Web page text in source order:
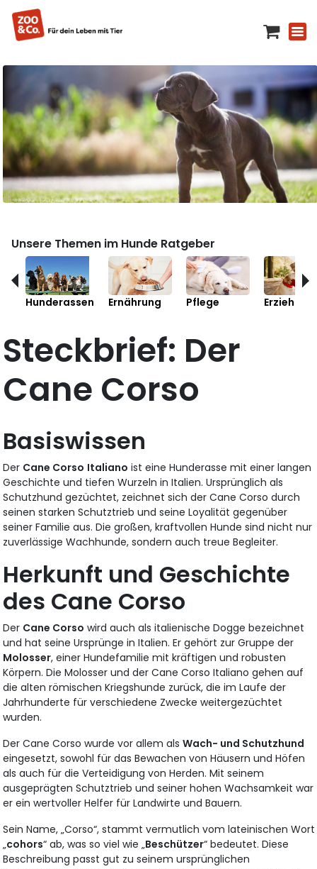
Unsere Themen im Hunde Ratgeber
Hunderassen Ernährung Pflege Erziehung
Steckbrief: Der
Cane Corso
Basiswissen
Der Cane Corso Italiano ist eine Hunderasse mit einer langen
Geschichte und tiefen Wurzeln in Italien. Ursprünglich als
Schutzhund gezüchtet, zeichnet sich der Cane Corso durch
seinen starken Schutztrieb und seine Loyalität gegenüber
seiner Familie aus. Die großen, kraftvollen Hunde sind nicht nur
zuverlässige Wachhunde, sondern auch treue Begleiter.
Herkunft und Geschichte
des Cane Corso
Der Cane Corso wird auch als italienische Dogge bezeichnet
und hat seine Ursprünge in Italien. Er gehört zur Gruppe der
Molosser, einer Hundefamilie mit kräftigen und robusten
Körpern. Die Molosser und der Cane Corso Italiano gehen auf
die alten römischen Kriegshunde zurück, die im Laufe der
Jahrhunderte für verschiedene Zwecke weitergezüchtet
wurden.
Der Cane Corso wurde vor allem alsWach- und Schutzhund
eingesetzt, sowohl für das Bewachen von Häusern und Höfen
als auch für die Verteidigung von Herden. Mit seinem
ausgeprägten Schutztrieb und seiner hohen Wachsamkeit war
er ein wertvoller Helfer für Landwirte und Bauern.
Sein Name, „Corso“, stammt vermutlich vom lateinischen Wort
„cohors“ ab, was so viel wie „Beschützer“ bedeutet. Diese
Beschreibung passt gut zu seinem ursprünglichen